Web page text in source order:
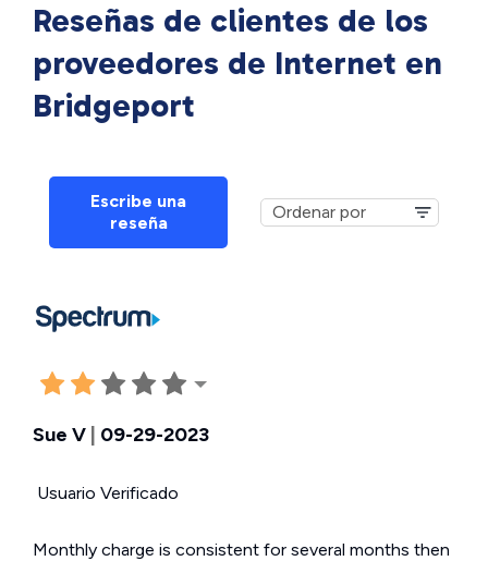
Reseñas de clientes de los
proveedores de Internet en
Bridgeport
Escribe una
reseña
Sue V 09-29-2023
Usuario Verificado
Monthly charge is consistent for several months then